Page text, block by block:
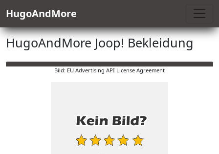
HugoAndMore
HugoAndMore Joop! Bekleidung
Bild: EU Advertising API License Agreement